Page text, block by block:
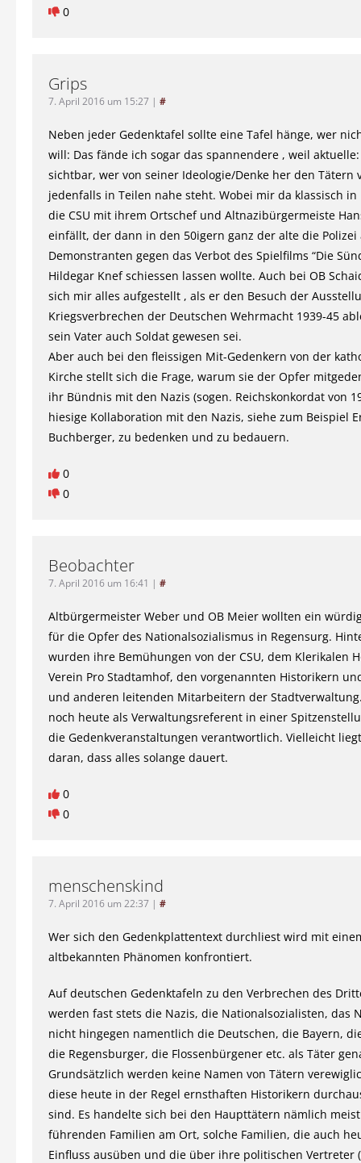
0
Grips
7. April 2016 um 15:27 | #
Neben jeder Gedenktafel sollte eine Tafel hänge, wer
will: Das fände ich sogar das spannendere , weil
sichtbar, wer von seiner Ideologie/Denke her den Tätern
jedenfalls in Teilen nahe steht. Wobei mir da klassisch in
die CSU mit ihrem Ortschef und Altnazibürgermeiste
einfällt, der dann in den 50igern ganz der alte die Polizei
Demonstranten gegen das Verbot des Spielfilms “Die
Hildegar Knef schiessen lassen wollte. Auch bei OB
sich mir alles aufgestellt , als er den Besuch der
Kriegsverbrechen der Deutschen Wehrmacht 1939-45
sein Vater auch Soldat gewesen sei.
Aber auch bei den fleissigen Mit-Gedenkern von der
Kirche stellt sich die Frage, warum sie der Opfer
ihr Bündnis mit den Nazis (sogen. Reichskonkordat von
hiesige Kollaboration mit den Nazis, siehe zum Beispiel
Buchberger, zu bedenken und zu bedauern.
0
0
Beobachter
7. April 2016 um 16:41 | #
Altbürgermeister Weber und OB Meier wollten ein
für die Opfer des Nationalsozialismus in Regensurg.
wurden ihre Bemühungen von der CSU, dem Klerikalen
Verein Pro Stadtamhof, den vorgenannten Historikern
und anderen leitenden Mitarbeitern der
noch heute als Verwaltungsreferent in einer
die Gedenkveranstaltungen verantwortlich. Vielleicht
daran, dass alles solange dauert.
0
0
menschenskind
7. April 2016 um 22:37 | #
Wer sich den Gedenkplattentext durchliest wird mit
altbekannten Phänomen konfrontiert.
Auf deutschen Gedenktafeln zu den Verbrechen des
werden fast stets die Nazis, die Nationalsozialisten, das
nicht hingegen namentlich die Deutschen, die Bayern,
die Regensburger, die Flossenbürgener etc. als Täter
Grundsätzlich werden keine Namen von Tätern
diese heute in der Regel ernsthaften Historikern
sind. Es handelte sich bei den Haupttätern nämlich
führenden Familien am Ort, solche Familien, die auch
Einfluss ausüben und die über ihre politischen Vertreter